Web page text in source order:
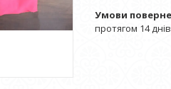
протягом 14 днів